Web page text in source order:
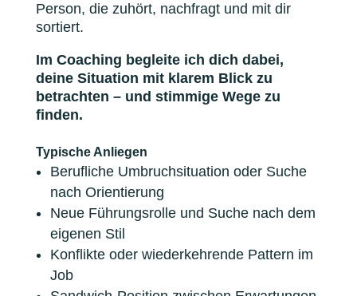
Person, die zuhört, nachfragt und mit dir
sortiert.
Im Coaching begleite ich dich dabei,
deine Situation mit klarem Blick zu
betrachten – und stimmige Wege zu
finden.
Typische Anliegen
Berufliche Umbruchsituation oder Suche
nach Orientierung
Neue Führungsrolle und Suche nach dem
eigenen Stil
Konflikte oder wiederkehrende Pattern im
Job